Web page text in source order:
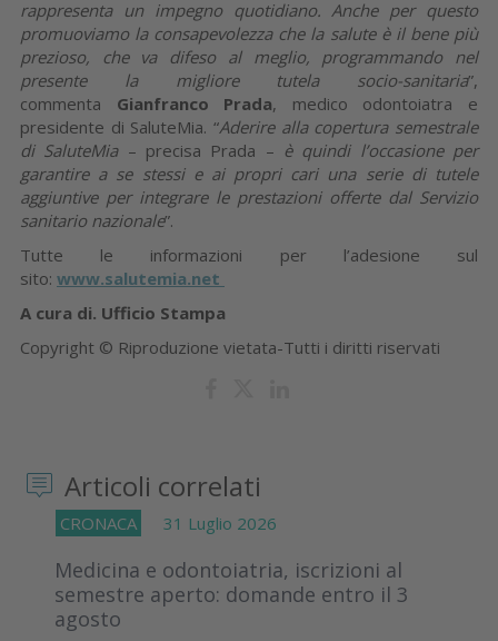
rappresenta un impegno quotidiano. Anche per questo
promuoviamo la consapevolezza che la salute è il bene più
prezioso, che va difeso al meglio, programmando nel
presente la migliore tutela socio-sanitaria”,
commenta Gianfranco Prada, medico odontoiatra e
presidente di SaluteMia. “Aderire alla copertura semestrale
di SaluteMia– precisa Prada – è quindi l’occasione per
garantire a se stessi e ai propri cari una serie di tutele
aggiuntive per integrare le prestazioni offerte dal Servizio
sanitario nazionale”.
Tutte le informazioni per l’adesione sul
sito: www.salutemia.net
A cura di. Ufficio Stampa
Copyright © Riproduzione vietata-Tutti i diritti riservati
Articoli correlati
CRONACA 31 Luglio 2026
Medicina e odontoiatria, iscrizioni al
semestre aperto: domande entro il 3
agosto